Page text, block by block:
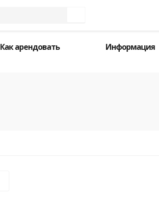
Как арендовать Информация